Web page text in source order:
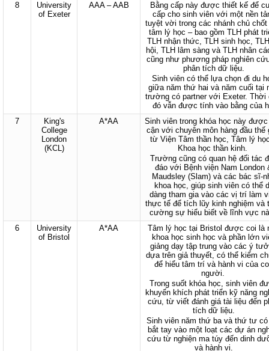
8
University
of Exeter
AAA – AAB
Bằng cấp này được thiết kế để
cấp cho sinh viên với một nền
tuyệt vời trong các nhánh chủ chốt
tâm lý học – bao gồm TLH phát
TLH nhận thức, TLH sinh học,
hội, TLH lâm sàng và TLH nhân
cũng như phương pháp nghiên
phân tích dữ liệu.
Sinh viên có thể lựa chọn đi du
giữa năm thứ hai và năm cuối tại
trường có partner với Exeter. Thời
đó vẫn được tính vào bằng của
7
King's
College
London
(KCL)
A*AA
Sinh viên trong khóa học này
cận với chuyên môn hàng đầu thế
từ Viện Tâm thần học, Tâm lý
Khoa học thần kinh.
Trường cũng có quan hệ đối tác
đáo với Bệnh viện Nam London
Maudsley (Slam) và các bác sĩ-
khoa học, giúp sinh viên có thể
dàng tham gia vào các vị trí làm
thực tế để tích lũy kinh nghiệm và
cường sự hiểu biết về lĩnh vực
6
University
of Bristol
A*AA
Tâm lý học tại Bristol được coi là
khoa học sinh học và phần lớn
giảng dạy tập trung vào các ý
dựa trên giả thuyết, có thể kiểm
để hiểu tâm trí và hành vi của
người.
Trong suốt khóa học, sinh viên
khuyến khích phát triển kỹ năng
cứu, từ viết đánh giá tài liệu đến
tích dữ liệu.
Sinh viên năm thứ ba và thứ tư có
bắt tay vào một loạt các dự án
cứu từ nghiện ma túy đến dinh
và hành vi.